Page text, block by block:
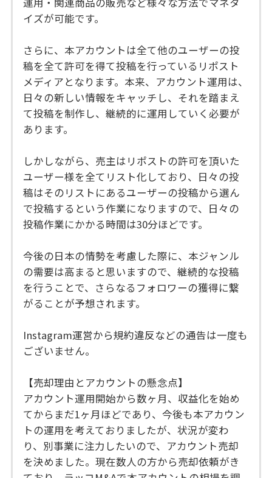
イズが可能です。
さらに、本アカウントは全て他のユーザーの投
稿を全て許可を得て投稿を行っているリポスト
メディアとなります。本来、アカウント運用は、
日々の新しい情報をキャッチし、それを踏まえ
て投稿を制作し、継続的に運用していく必要が
あります。
しかしながら、売主はリポストの許可を頂いた
ユーザー様を全てリスト化しており、日々の投
稿はそのリストにあるユーザーの投稿から選ん
で投稿するという作業になりますので、日々の
投稿作業にかかる時間は30分ほどです。
今後の日本の情勢を考慮した際に、本ジャンル
の需要は高まると思いますので、継続的な投稿
を行うことで、さらなるフォロワーの獲得に繋
がることが予想されます。
Instagram運営から規約違反などの通告は一度も
ございません。
【売却理由とアカウントの懸念点】
アカウント運用開始から数ヶ月、収益化を始め
てからまだ1ヶ月ほどであり、今後も本アカウン
トの運用を考えておりましたが、状況が変わ
り、別事業に注力したいので、アカウント売却
を決めました。現在数人の方から売却依頼がき